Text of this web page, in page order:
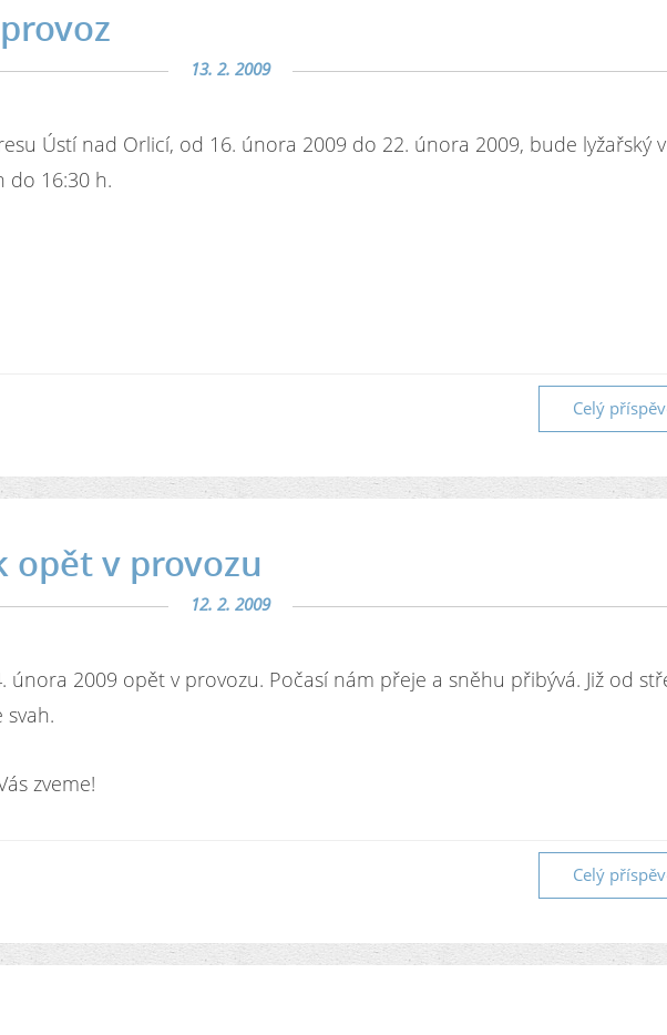
13. 2. 2009
Ústí nad Orlicí, od 16. února 2009 do 22. února 2009, bude lyžařský
do 16:30 h.
Celý
opět v provozu
12. 2. 2009
února 2009 opět v provozu. Počasí nám přeje a sněhu přibývá. Již od
zveme!
Celý